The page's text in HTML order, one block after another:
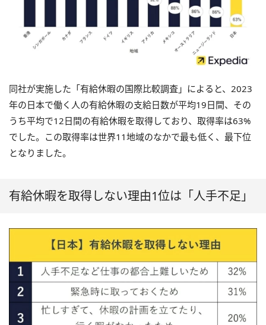
同社が実施した「有給休暇の国際比較調査」によると、2023
年の日本で働く人の有給休暇の支給日数が平均19日間、その
うち平均で12日間の有給休暇を取得しており、取得率は63%
でした。この取得率は世界11地域のなかで最も低く、最下位
となりました。
有給休暇を取得しない理由1位は「人手不足」